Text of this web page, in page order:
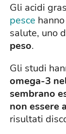
Gli acidi
pesce
salute, uno
peso.
Gli studi
omega-3
sembrano
non essere
risultati